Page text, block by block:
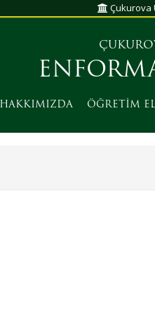
Çukurova
HAKKIMIZDA ÖĞRETİM